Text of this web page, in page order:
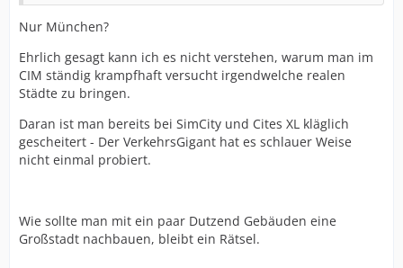
Nur München?
Ehrlich gesagt kann ich es nicht verstehen, warum man im
CIM ständig krampfhaft versucht irgendwelche realen
Städte zu bringen.
Daran ist man bereits bei SimCity und Cites XL kläglich
gescheitert - Der VerkehrsGigant hat es schlauer Weise
nicht einmal probiert.
Wie sollte man mit ein paar Dutzend Gebäuden eine
Großstadt nachbauen, bleibt ein Rätsel.